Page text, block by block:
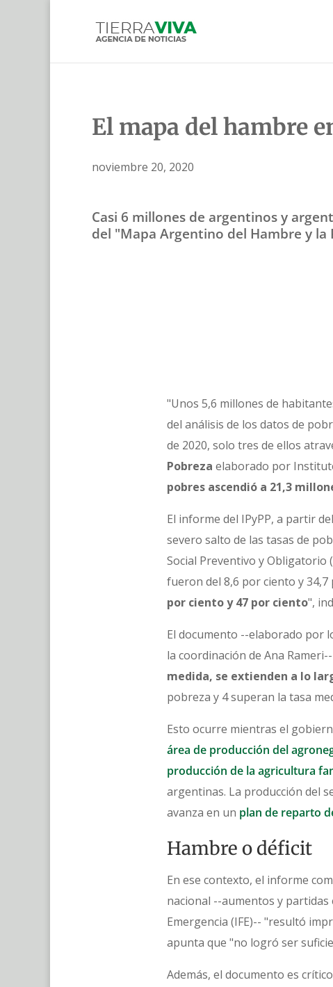
El mapa del hambre
noviembre 20, 2020
Casi 6 millones de argentinos y
del "Mapa Argentino del Hambre y la
"Unos 5,6 millones de
del análisis de los datos de
de 2020, solo tres de ellos
Pobreza elaborado por
pobres ascendió a 21,3
El informe del IPyPP, a partir
severo salto de las tasas de
Social Preventivo y Obligatorio
fueron del 8,6 por ciento y
por ciento y 47 por ciento",
El documento --elaborado por
la coordinación de Ana
medida, se extienden a lo
pobreza y 4 superan la tasa
Esto ocurre mientras el
área de producción del
producción de la agricultura
argentinas. La producción del
avanza en un plan de reparto
Hambre o déficit
En ese contexto, el informe
nacional --aumentos y
Emergencia (IFE)-- "resultó
apunta que "no logró ser
Además, el documento es